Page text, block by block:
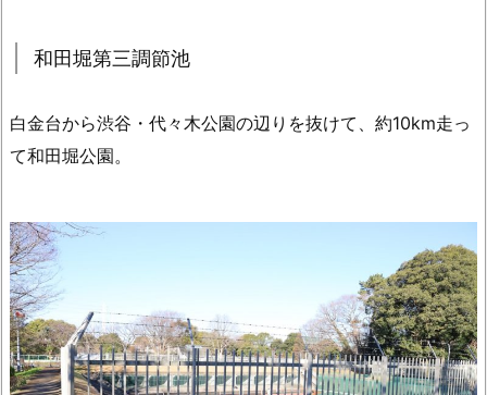
和田堀第三調節池
白金台から渋谷・代々木公園の辺りを抜けて、約10km走っ
て和田堀公園。